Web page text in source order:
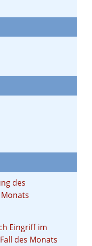
des
Eingriff im
des Monats